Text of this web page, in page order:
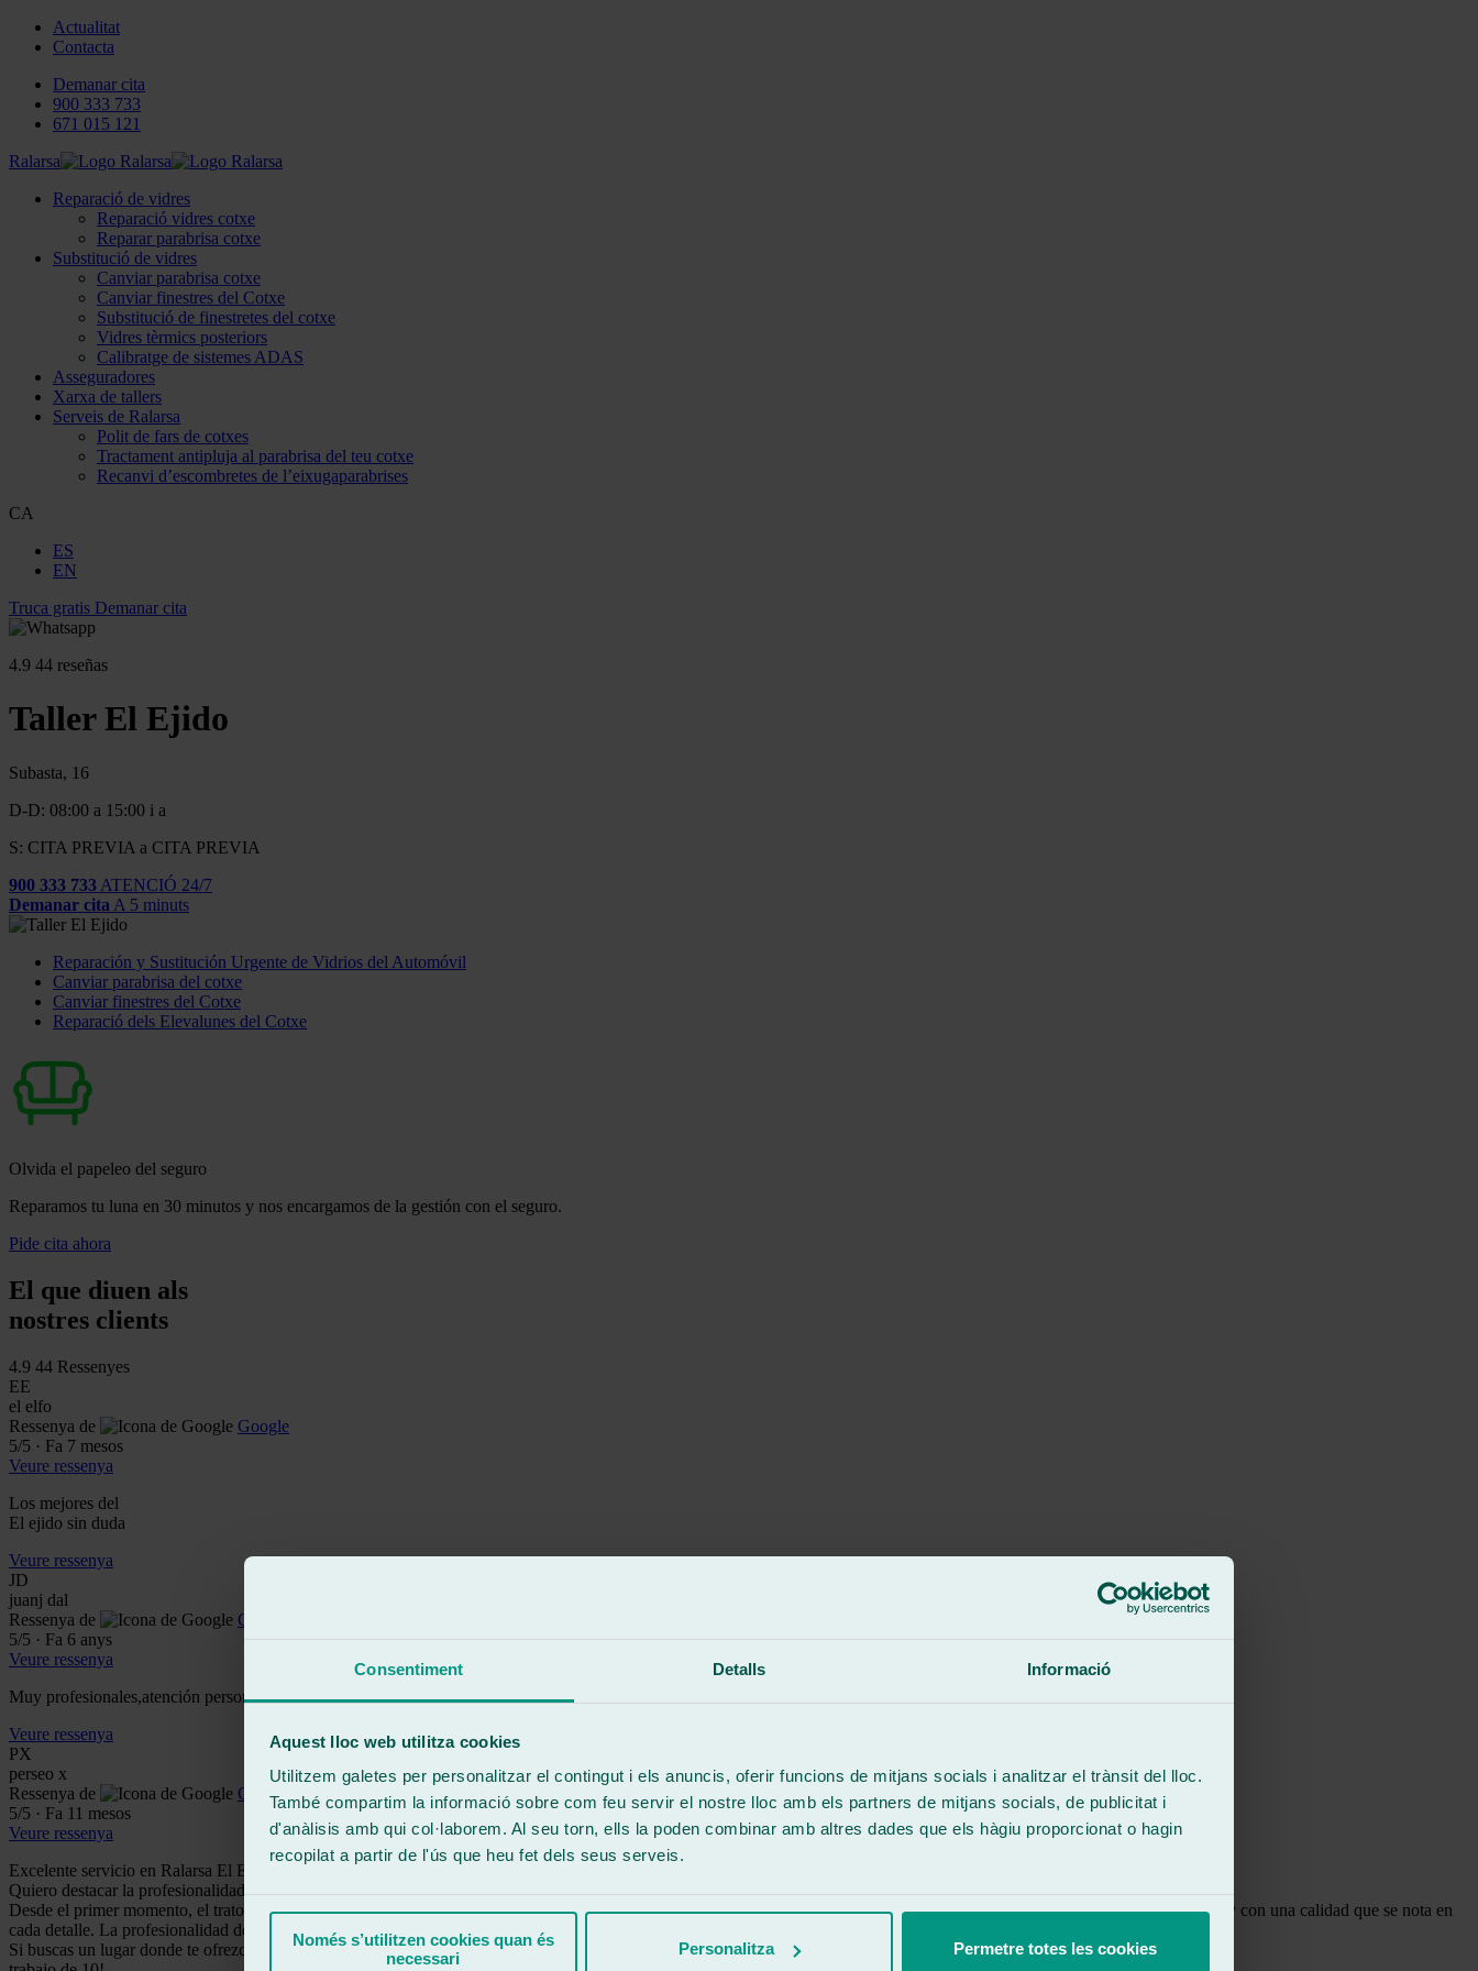
Consentiment Detalls Informació
Aquest lloc web utilitza cookies
Utilitzem galetes per personalitzar el contingut i els anuncis, oferir funcions de mitjans socials i analitzar el trànsit del lloc.
També compartim la informació sobre com feu servir el nostre lloc amb els partners de mitjans socials, de publicitat i
d'anàlisis amb qui col·laborem. Al seu torn, ells la poden combinar amb altres dades que els hàgiu proporcionat o hagin
recopilat a partir de l'ús que heu fet dels seus serveis.
Només s’utilitzen cookies quan és
necessari
Personalitza Permetre totes les cookies
Actualitat
Contacta
Demanar cita
900 333 733
671 015 121
Ralarsa
Reparació de vidres
Reparació vidres cotxe
Reparar parabrisa cotxe
Substitució de vidres
Canviar parabrisa cotxe
Canviar finestres del Cotxe
Substitució de finestretes del cotxe
Vidres tèrmics posteriors
Calibratge de sistemes ADAS
Asseguradores
Xarxa de tallers
Serveis de Ralarsa
Polit de fars de cotxes
Tractament antipluja al parabrisa del teu cotxe
Recanvi d’escombretes de l’eixugaparabrises
CA
ES
EN
Truca gratis Demanar cita
4.9 44 reseñas
Taller El Ejido
Subasta, 16
D-D: 08:00 a 15:00 i a
S: CITA PREVIA a CITA PREVIA
900 333 733 ATENCIÓ 24/7
Demanar cita A 5 minuts
Reparación y Sustitución Urgente de Vidrios del Automóvil
Canviar parabrisa del cotxe
Canviar finestres del Cotxe
Reparació dels Elevalunes del Cotxe
Olvida el papeleo del seguro
Reparamos tu luna en 30 minutos y nos encargamos de la gestión con el seguro.
Pide cita ahora
El que diuen als
nostres clients
4.9 44 Ressenyes
EE
el elfo
Ressenya de
Google
5/5 · Fa 7 mesos
Veure ressenya
Los mejores del
El ejido sin duda
Veure ressenya
JD
juanj dal
Ressenya de
Google
5/5 · Fa 6 anys
Veure ressenya
Muy profesionales,atención personalizada,y muy rápidos.
Veure ressenya
PX
perseo x
Ressenya de
Google
5/5 · Fa 11 mesos
Veure ressenya
Excelente servicio en Ralarsa El Ejido
Quiero destacar la profesionalidad y la rapidez del equipo de Ralarsa El Ejido. Tenía que sustituir la luna delantera de mi coche y no pude quedar más satisfecho.
Desde el primer momento, el trato fue impecable. Me atendieron con gran amabilidad y me explicaron todo el proceso con claridad. El trabajo se realizó en el tiempo prometido y con una calidad que se nota en
cada detalle. La profesionalidad del técnico fue evidente, dejando mi coche como nuevo.
Si buscas un lugar donde te ofrezcan un servicio rápido, profesional y de confianza, recomiendo este taller sin dudarlo. Un